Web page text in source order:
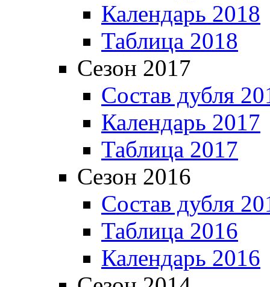
Календарь 2018
Таблица 2018
Сезон 2017
Состав дубля
Календарь 2017
Таблица 2017
Сезон 2016
Состав дубля
Таблица 2016
Календарь 2016